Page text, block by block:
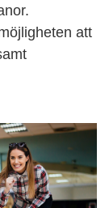
att